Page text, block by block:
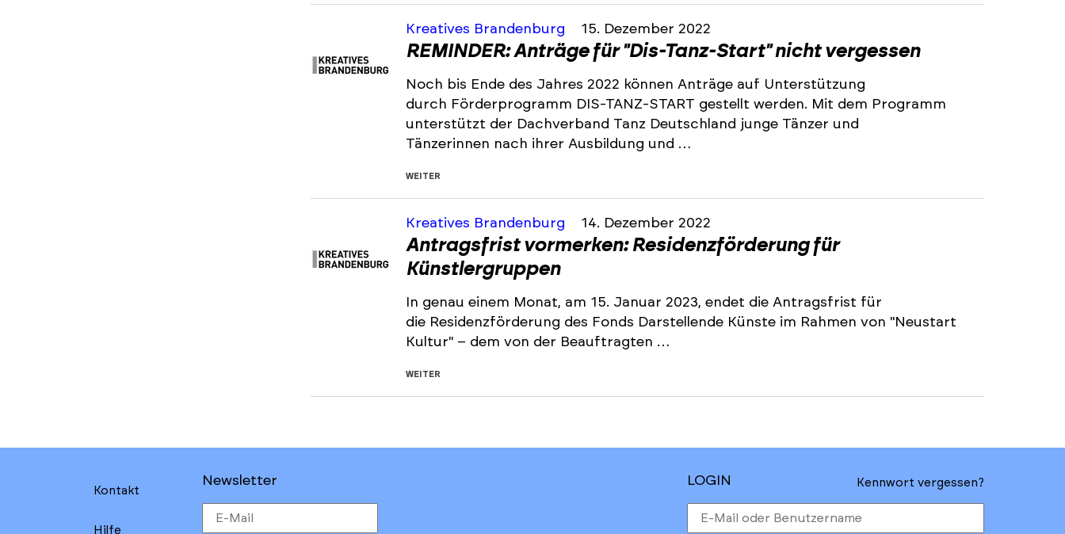
Kreatives Brandenburg 15. Dezember 2022
REMINDER: Anträge für "Dis-Tanz-Start" nicht vergessen
Noch bis Ende des Jahres 2022 können Anträge auf Unterstützung
durch Förderprogramm DIS-TANZ-START gestellt werden. Mit dem Programm
unterstützt der Dachverband Tanz Deutschland junge Tänzer und
Tänzerinnen nach ihrer Ausbildung und …
WEITER
Kreatives Brandenburg 14. Dezember 2022
Antragsfrist vormerken: Residenzförderung für
Künstlergruppen
In genau einem Monat, am 15. Januar 2023, endet die Antragsfrist für
die Residenzförderung des Fonds Darstellende Künste im Rahmen von "Neustart
Kultur" – dem von der Beauftragten …
WEITER
Kontakt
Hilfe
Newsletter LOGIN Kennwort vergessen?